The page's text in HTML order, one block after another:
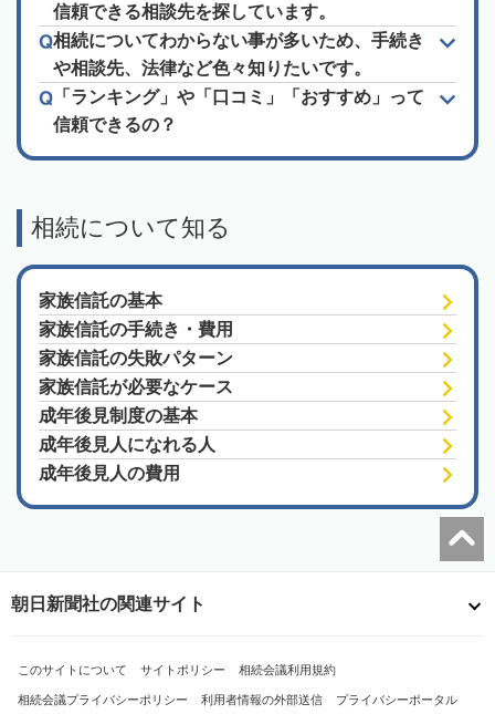
信頼できる相談先を探しています。
相続についてわからない事が多いため、手続き
や相談先、法律など色々知りたいです。
「ランキング」や「口コミ」「おすすめ」って
信頼できるの？
相続について知る
家族信託の基本
家族信託の手続き・費用
家族信託の失敗パターン
家族信託が必要なケース
成年後見制度の基本
成年後見人になれる人
成年後見人の費用
朝日新聞社の関連サイト
このサイトについて サイトポリシー 相続会議利用規約
相続会議プライバシーポリシー 利用者情報の外部送信 プライバシーポータル